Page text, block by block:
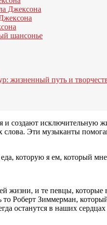
Джексона
шансонье
жизненный путь и
и создают исключительную
Эти музыканты
которую я ем, который
жизни, и те певцы,
то Роберт Зиммерман,
останутся в наших